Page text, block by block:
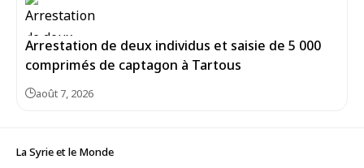
Arrestation de deux individus et saisie de 5 000
comprimés de captagon à Tartous
août 7, 2026
La Syrie et le Monde